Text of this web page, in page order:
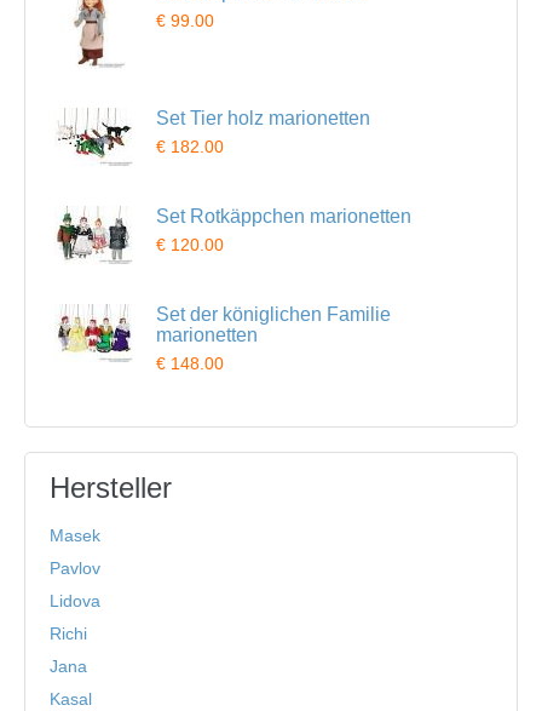
€ 99.00
Set Tier holz marionetten
€ 182.00
Set Rotkäppchen marionetten
€ 120.00
Set der königlichen Familie
marionetten
€ 148.00
Hersteller
Masek
Pavlov
Lidova
Richi
Jana
Kasal